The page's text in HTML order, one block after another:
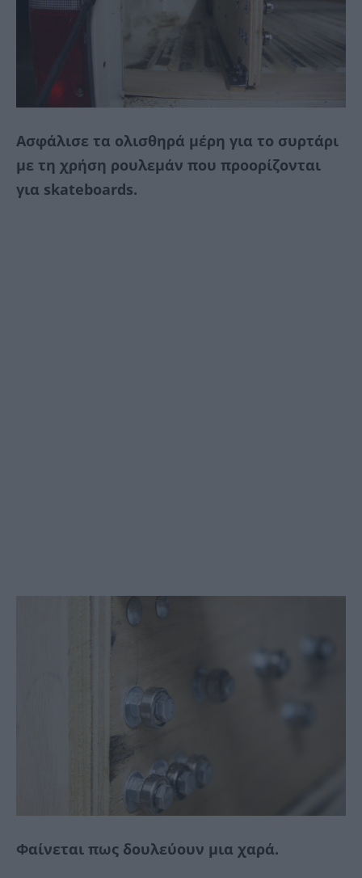
Ασφάλισε τα ολισθηρά μέρη για το συρτάρι
με τη χρήση ρουλεμάν που προορίζονται
για skateboards.
Φαίνεται πως δουλεύουν μια χαρά.